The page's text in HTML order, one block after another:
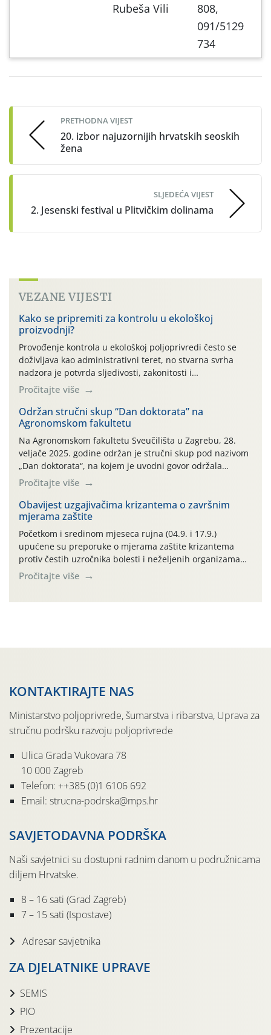
Rubeša Vili
808,
091/5129
734
navigation
PRETHODNA VIJEST
20. izbor najuzornijih hrvatskih seoskih
žena
SLJEDEĆA VIJEST
2. Jesenski festival u Plitvičkim dolinama
VEZANE VIJESTI
Kako se pripremiti za kontrolu u ekološkoj
proizvodnji?
Provođenje kontrola u ekološkoj poljoprivredi često se
doživljava kao administrativni teret, no stvarna svrha
nadzora je potvrda sljedivosti, zakonitosti i
vjerodostojnosti Vašeg truda na tržištu. Kontrola nije
usmjerena na kažnjavanje proizvođača, već na
potvrđivanje usklađenosti proizvodnje s propisima te
osiguravanje povjerenja potrošača u ekološke proizvode.
Kako bismo Vam olakšali pripremu za nadzorne
preglede, pripremili smo pregledan vodič kroz ključne
korake i najčešće izazove s terena.
Pročitajte više
Održan stručni skup “Dan doktorata” na
Agronomskom fakultetu
Na Agronomskom fakultetu Sveučilišta u Zagrebu, 28.
veljače 2025. godine održan je stručni skup pod nazivom
„Dan doktorata“, na kojem je uvodni govor održala
predsjednica Hrvatskog agroekonomskog društva Tihana
Sudarić, nakon čega je predavanje održao Darko Lugonja,
iz Uprave za stručnu podršku razvoju poljoprivrede,
Ministarstva poljoprivrede, šumarstva i ribarstva te
Darija Borović, sa Agronomskog fakulteta, […]
Pročitajte više
Obavijest uzgajivačima krizantema o završnim
mjerama zaštite
Početkom i sredinom mjeseca rujna (04.9. i 17.9.)
upućene su preporuke o mjerama zaštite krizantema
protiv čestih uzročnika bolesti i neželjenih organizama
životinjskog podrijetla nakon zamračivanja. Tablica 1.
Neki mjerni podatci tijekom proteklog mjeseca rujna
Pročitajte više
KONTAKTIRAJTE NAS
Ministarstvo poljoprivrede, šumarstva i ribarstva, Uprava za
stručnu podršku razvoju poljoprivrede
Ulica Grada Vukovara 78
10 000 Zagreb
Telefon: ++385 (0)1 6106 692
Email: strucna-podrska@mps.hr
SAVJETODAVNA PODRŠKA
Naši savjetnici su dostupni radnim danom u podružnicama
diljem Hrvatske.
8 – 16 sati (Grad Zagreb)
7 – 15 sati (Ispostave)
Adresar savjetnika
ZA DJELATNIKE UPRAVE
SEMIS
PIO
Prezentacije